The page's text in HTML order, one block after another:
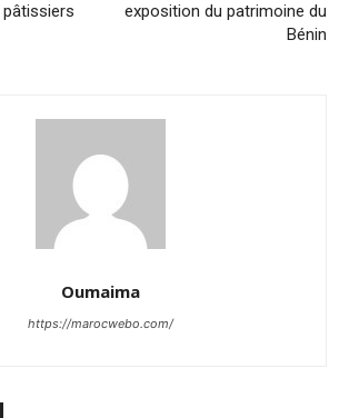
exposition du patrimoine du
Bénin
Oumaima
https://marocwebo.com/